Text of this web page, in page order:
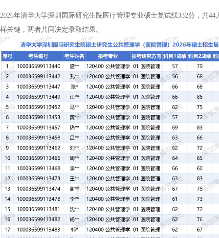
2026年清华大学深圳国际研究生院医疗管理专业硕士复试线332分，共
样关键，两者共同决定录取结果。